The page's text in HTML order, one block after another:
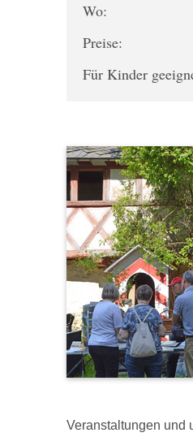
Wo:
Preise:
Für Kinder
Veranstaltungen und